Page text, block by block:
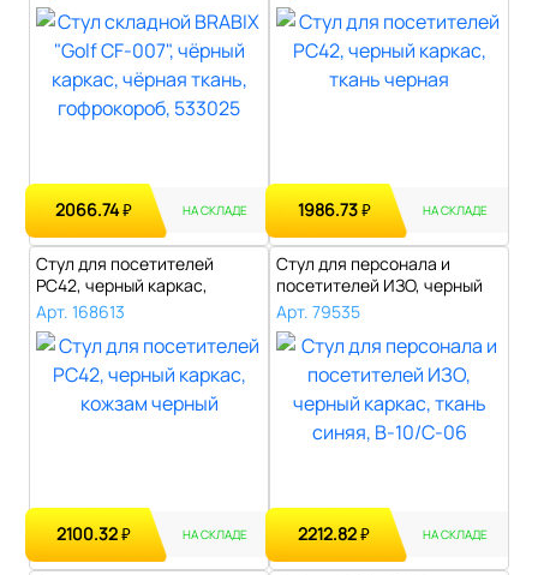
2066.74₽ НА СКЛАДЕ 1986.73₽ НА СКЛАДЕ
Стул для посетителей
РС42, черный каркас,
кожзам черный..
Арт. 168613
2100.32₽ НА СКЛАДЕ
Стул для персонала и
посетителей ИЗО, черный
каркас, тк..
Арт. 79535
2212.82₽ НА СКЛАДЕ